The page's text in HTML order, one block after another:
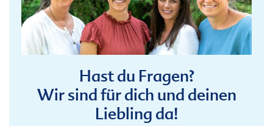
Hast du Fragen?
Wir sind für dich und deinen
Liebling da!